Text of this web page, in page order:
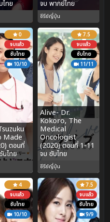
ทย จบ พากย์ไทย
ซีรีย์ญี่ปุ่น
0
จบแล้ว
ซับไทย
10/10
Made
ตอนที่
ไทย
7.5
จบแล้ว
ซับไทย
11/11
Alive- Dr.
Kokoro, The
Medical
Oncologist
(2020) ตอนที่ 1-11
จบ ซับไทย
ซีรีย์ญี่ปุ่น
4
จบแล้ว
ซับไทย
10/10
7.5
จบแล้ว
ซับไทย
9/9